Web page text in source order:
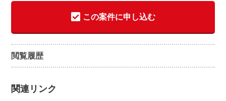
この案件に申し込む
閲覧履歴
関連リンク